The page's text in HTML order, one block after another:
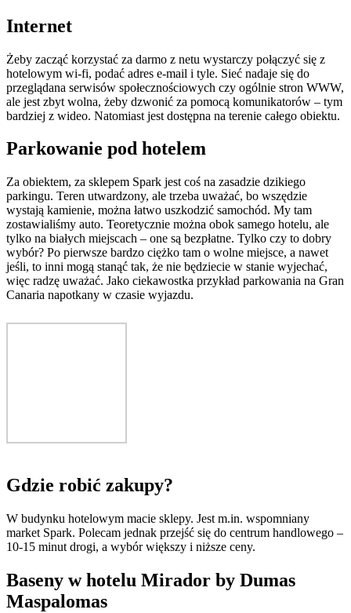
Internet
Żeby zacząć korzystać za darmo z netu wystarczy połączyć się z
hotelowym wi-fi, podać adres e-mail i tyle. Sieć nadaje się do
przeglądana serwisów społecznościowych czy ogólnie stron WWW,
ale jest zbyt wolna, żeby dzwonić za pomocą komunikatorów – tym
bardziej z wideo. Natomiast jest dostępna na terenie całego obiektu.
Parkowanie pod hotelem
Za obiektem, za sklepem Spark jest coś na zasadzie dzikiego
parkingu. Teren utwardzony, ale trzeba uważać, bo wszędzie
wystają kamienie, można łatwo uszkodzić samochód. My tam
zostawialiśmy auto. Teoretycznie można obok samego hotelu, ale
tylko na białych miejscach – one są bezpłatne. Tylko czy to dobry
wybór? Po pierwsze bardzo ciężko tam o wolne miejsce, a nawet
jeśli, to inni mogą stanąć tak, że nie będziecie w stanie wyjechać,
więc radzę uważać. Jako ciekawostka przykład parkowania na Gran
Canaria napotkany w czasie wyjazdu.
Gdzie robić zakupy?
W budynku hotelowym macie sklepy. Jest m.in. wspomniany
market Spark. Polecam jednak przejść się do centrum handlowego –
10-15 minut drogi, a wybór większy i niższe ceny.
Baseny w hotelu Mirador by Dumas
Maspalomas